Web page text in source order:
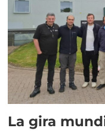
La gira